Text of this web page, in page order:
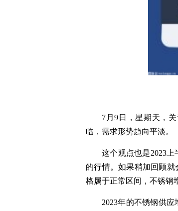
7月9日，星期天，
临，需求形势趋向平淡。
这个观点也是2023
的行情。如果稍加回顾
格属于正常区间，不锈钢
2023年的不锈钢供